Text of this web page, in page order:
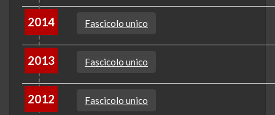
2014 Fascicolo unico
2013 Fascicolo unico
2012 Fascicolo unico